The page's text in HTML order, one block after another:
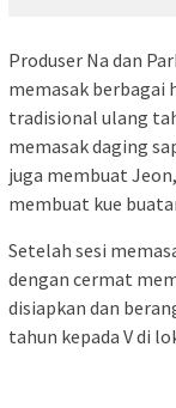
Produser Na dan
memasak berbagai
tradisional ulang
memasak daging
juga membuat
membuat kue
Setelah sesi
dengan cermat
disiapkan dan
tahun kepada V di